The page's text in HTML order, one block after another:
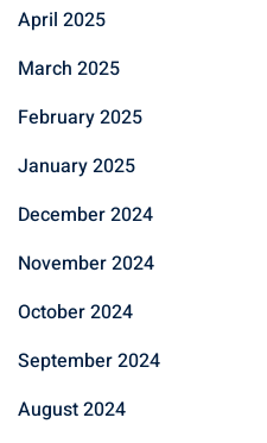
April 2025
March 2025
February 2025
January 2025
December 2024
November 2024
October 2024
September 2024
August 2024